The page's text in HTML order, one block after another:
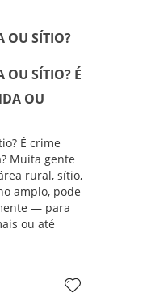
OU SÍTIO?
OU SÍTIO? É
OU
É crime
Muita gente
rural, sítio,
amplo, pode
— para
ou até